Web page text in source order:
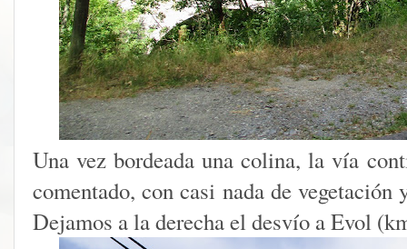
Una vez bordeada una colina, la vía
comentado, con casi nada de
Dejamos a la derecha el desvío a Evol